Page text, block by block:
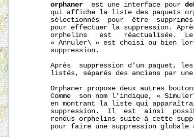
orphaner
  est une interface pour
qui affiche la liste des paquets
sélectionnés  pour  être
pour effectuer la suppression.
orphelins   est   réactualisée.
« Annuler\ » est choisi ou bien
       suppression.
Après  suppression d’un paquet,
listés, séparés des anciens par
Orphaner propose deux autres
Comme  son nom l’indique, «
en montrant la liste qui
suppression.  Il  est  ainsi
rendus orphelins suite à cette
pour faire une suppression